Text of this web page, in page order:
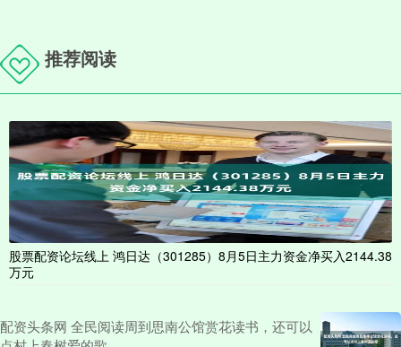
推荐阅读
股票配资论坛线上 鸿日达（301285）8月5日主力资金净买入2144.38
万元
配资头条网 全民阅读周到思南公馆赏花读书，还可以